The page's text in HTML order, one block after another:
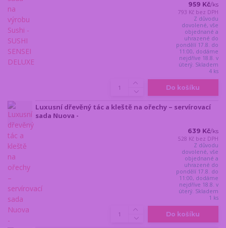
959 Kč/ks
793 Kč bez DPH
Z důvodu
dovolené, vše
objednané a
uhrazené do
pondělí 17.8. do
11:00, dodáme
nejdříve 18.8. v
úterý. Skladem
4 ks
Do košíku
Luxusní dřevěný tác a kleště na ořechy – servírovací
sada Nuova -
639 Kč/ks
528 Kč bez DPH
Z důvodu
dovolené, vše
objednané a
uhrazené do
pondělí 17.8. do
11:00, dodáme
nejdříve 18.8. v
úterý. Skladem
1 ks
Do košíku